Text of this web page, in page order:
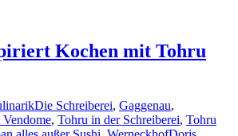
Kochen mit Tohru
Die Schreiberei, Gaggenau,
Vendome, Tohru in der Schreiberei, Tohru